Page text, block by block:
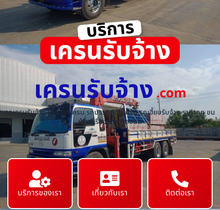
เครนรับจ้าง.com
รถเครนรับจ้าง ให้เช่ารถเครน รถบรรทุกติดเครน รถเฮี๊ยบรับจ้าง ราคาถูก ขน
ย้ายเครื่องจักร ทุกชนิด
บริการของเรา เกี่ยวกับเรา ติดต่อเรา